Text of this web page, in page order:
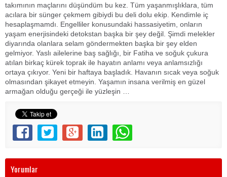
takımının maçlarını düşündüm bu kez. Tüm yaşanmışlıklara, tüm
acılara bir sünger çekmem gibiydi bu deli dolu ekip. Kendimle iç
hesaplaşmamdı. Engelliler konusundaki hassasiyetim, onların
yaşam enerjisindeki detokstan başka bir şey değil. Şimdi melekler
diyarında olanlara selam göndermekten başka bir şey elden
gelmiyor. Yaslı ailelerine baş sağlığı, bir Fatiha ve soğuk çukura
atılan birkaç kürek toprak ile hayatın anlamı veya anlamsızlığı
ortaya çıkıyor. Yeni bir haftaya başladık. Havanın sıcak veya soğuk
olmasından şikayet etmeyin. Yaşamın insana verilmiş en güzel
armağan olduğu gerçeği ile yüzleşin …
Yorumlar